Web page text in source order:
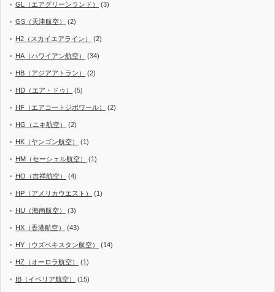
GL（エアグリーンランド） (3)
GS（天津航空） (2)
H2（スカイエアライン） (2)
HA（ハワイアン航空） (34)
HB（アジアアトラン） (2)
HD（エア・ドゥ） (5)
HF（エアコートジボワール） (2)
HG（ニキ航空） (2)
HK（ヤンゴン航空） (1)
HM（セーシェル航空） (1)
HO（吉祥航空） (4)
HP（アメリカウエスト） (1)
HU（海南航空） (3)
HX（香港航空） (43)
HY（ウズベキスタン航空） (14)
HZ（オーロラ航空） (1)
IB（イベリア航空） (15)